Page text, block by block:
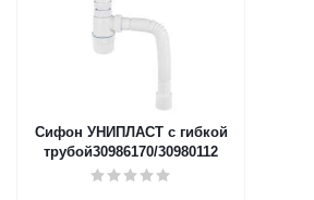
Сифон УНИПЛАСТ с гибкой
трубой30986170/30980112